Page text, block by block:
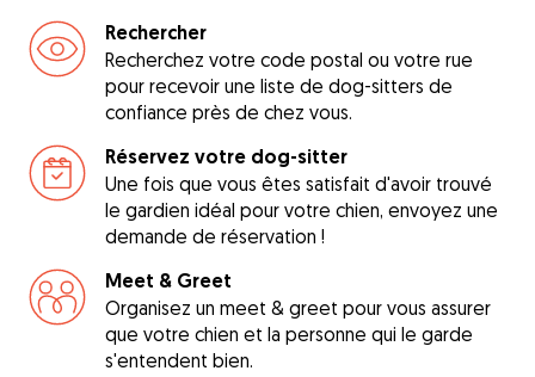
Rechercher
Recherchez votre code postal ou votre rue
pour recevoir une liste de dog-sitters de
confiance près de chez vous.
Réservez votre dog-sitter
Une fois que vous êtes satisfait d'avoir trouvé
le gardien idéal pour votre chien, envoyez une
demande de réservation !
Meet & Greet
Organisez un meet & greet pour vous assurer
que votre chien et la personne qui le garde
s'entendent bien.